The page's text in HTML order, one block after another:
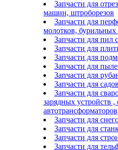
Запчасти для
машин, штроборезов
Запчасти для
молотков,
Запчасти для пил
Запчасти для
Запчасти для
Запчасти для
Запчасти для
Запчасти для
Запчасти для
зарядных устройств ,
автотрансформаторов
Запчасти для
Запчасти для
Запчасти для
Запчасти для